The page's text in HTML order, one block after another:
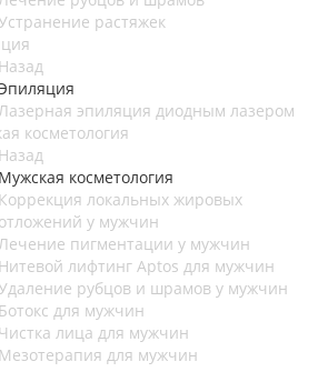
растяжек
Назад
эпиляция диодным лазером
косметология
Назад
Мужская косметология
Коррекция локальных жировых
отложений у мужчин
пигментации у мужчин
Нитевой лифтинг Aptos для мужчин
рубцов и шрамов у мужчин
Ботокс для мужчин
Чистка лица для мужчин
Мезотерапия для мужчин